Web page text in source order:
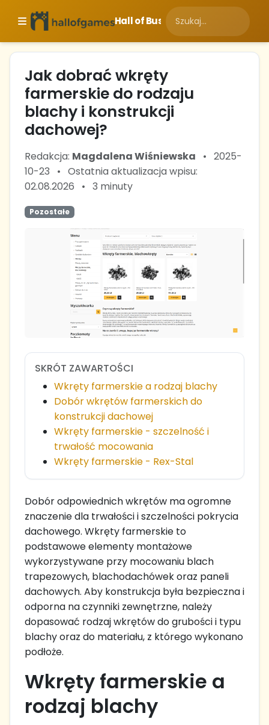
Hall of Business
Jak dobrać wkręty
farmerskie do rodzaju
blachy i konstrukcji
dachowej?
Redakcja: Magdalena Wiśniewska • 2025-
10-23
• Ostatnia aktualizacja wpisu:
02.08.2026
• 3 minuty
Pozostałe
SKRÓT ZAWARTOŚCI
Wkręty farmerskie a rodzaj blachy
Dobór wkrętów farmerskich do
konstrukcji dachowej
Wkręty farmerskie - szczelność i
trwałość mocowania
Wkręty farmerskie - Rex-Stal
Dobór odpowiednich wkrętów ma ogromne
znaczenie dla trwałości i szczelności pokrycia
dachowego. Wkręty farmerskie to
podstawowe elementy montażowe
wykorzystywane przy mocowaniu blach
trapezowych, blachodachówek oraz paneli
dachowych. Aby konstrukcja była bezpieczna i
odporna na czynniki zewnętrzne, należy
dopasować rodzaj wkrętów do grubości i typu
blachy oraz do materiału, z którego wykonano
podłoże.
Wkręty farmerskie a
rodzaj blachy